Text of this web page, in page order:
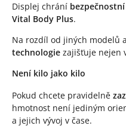
Displej chrání
Vital Body Plus.
Na rozdíl od jiných modelů
technologie zajišťuje nejen
Není kilo jako kilo
Pokud chcete pravidelně
hmotnost není jediným
a jejich vývoj v čase.